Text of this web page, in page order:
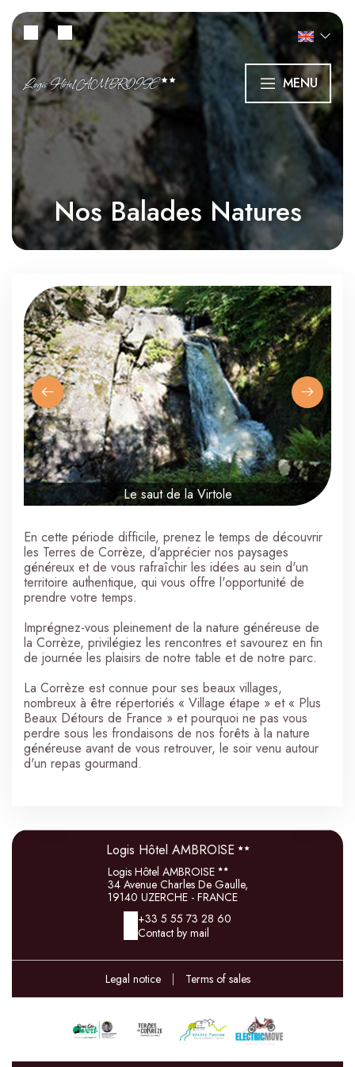
Logis Hôtel AMBROISE MENU
Nos Balades Natures
Le saut de la Virtole
En cette période difficile, prenez le temps de découvrir
les Terres de Corrèze, d'apprécier nos paysages
généreux et de vous rafraîchir les idées au sein d'un
territoire authentique, qui vous offre l'opportunité de
prendre votre temps.
Imprégnez-vous pleinement de la nature généreuse de
la Corrèze, privilégiez les rencontres et savourez en fin
de journée les plaisirs de notre table et de notre parc.
La Corrèze est connue pour ses beaux villages,
nombreux à être répertoriés « Village étape » et « Plus
Beaux Détours de France » et pourquoi ne pas vous
perdre sous les frondaisons de nos forêts à la nature
généreuse avant de vous retrouver, le soir venu autour
d'un repas gourmand.
Logis Hôtel AMBROISE
Logis Hôtel AMBROISE
34 Avenue Charles De Gaulle,
19140 UZERCHE - FRANCE
+33 5 55 73 28 60
Contact by mail
Legal notice Terms of sales